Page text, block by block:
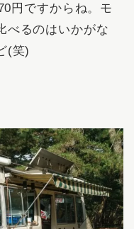
円ですからね。モ
べるのはいかがな
(笑)